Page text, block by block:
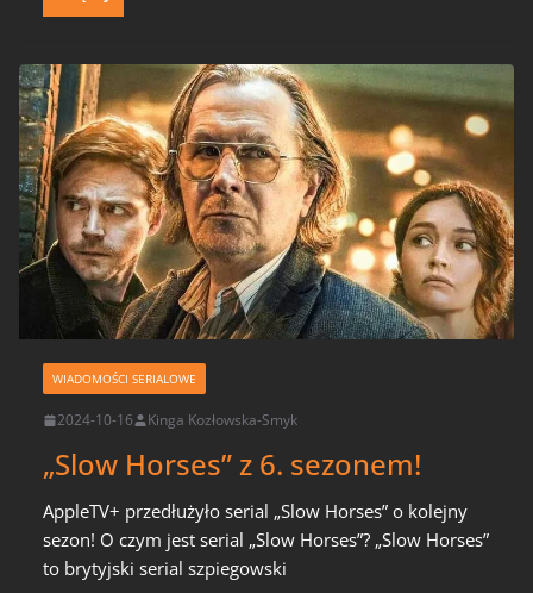
WIADOMOŚCI SERIALOWE
2024-10-16 Kinga Kozłowska-Smyk
„Slow Horses” z 6. sezonem!
AppleTV+ przedłużyło serial „Slow Horses” o kolejny
sezon! O czym jest serial „Slow Horses”? „Slow Horses”
to brytyjski serial szpiegowski